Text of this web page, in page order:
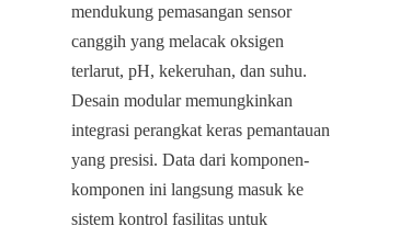
mendukung pemasangan sensor
canggih yang melacak oksigen
terlarut, pH, kekeruhan, dan suhu.
Desain modular memungkinkan
integrasi perangkat keras pemantauan
yang presisi. Data dari komponen-
komponen ini langsung masuk ke
sistem kontrol fasilitas untuk